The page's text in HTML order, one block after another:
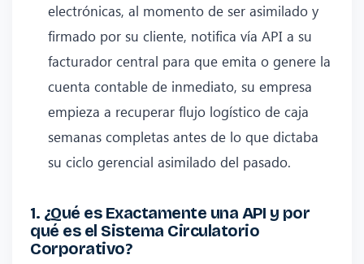
electrónicas, al momento de ser asimilado y
firmado por su cliente, notifica vía API a su
facturador central para que emita o genere la
cuenta contable de inmediato, su empresa
empieza a recuperar flujo logístico de caja
semanas completas antes de lo que dictaba
su ciclo gerencial asimilado del pasado.
1. ¿Qué es Exactamente una API y por
qué es el Sistema Circulatorio
Corporativo?